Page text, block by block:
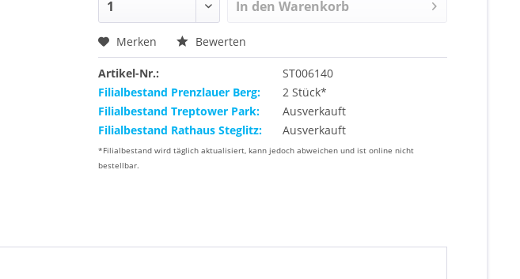
In den Warenkorb
Merken Bewerten
Artikel-Nr.:
ST006140
Filialbestand Prenzlauer Berg:
2 Stück*
Filialbestand Treptower Park:
Ausverkauft
Filialbestand Rathaus Steglitz:
Ausverkauft
*Filialbestand wird täglich aktualisiert, kann jedoch abweichen und ist online nicht
bestellbar.